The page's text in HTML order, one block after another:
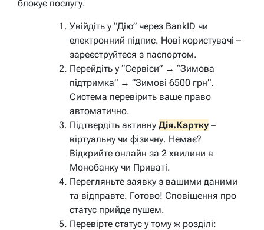
блокує послугу.
Увійдіть у “Дію” через BankID чи
електронний підпис. Нові користувачі –
зареєструйтеся з паспортом.
Перейдіть у “Сервіси” → “Зимова
підтримка” → “Зимові 6500 грн”.
Система перевірить ваше право
автоматично.
Підтвердіть активну Дія.Картку –
віртуальну чи фізичну. Немає?
Відкрийте онлайн за 2 хвилини в
Монобанку чи Приваті.
Перегляньте заявку з вашими даними
та відправте. Готово! Сповіщення про
статус прийде пушем.
Перевірте статус у тому ж розділі: